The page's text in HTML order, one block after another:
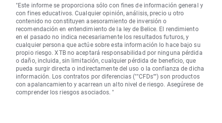
"Este informe se proporciona sólo con fines de información general y
con fines educativos. Cualquier opinión, análisis, precio u otro
contenido no constituyen asesoramiento de inversión o
recomendación en entendimiento de la ley de Belice. El rendimiento
en el pasado no indica necesariamente los resultados futuros, y
cualquier persona que actúe sobre esta información lo hace bajo su
propio riesgo. XTB no aceptará responsabilidad por ninguna pérdida
o daño, incluida, sin limitación, cualquier pérdida de beneficio, que
pueda surgir directa o indirectamente del uso o la confianza de dicha
información. Los contratos por diferencias (""CFDs"") son productos
con apalancamiento y acarrean un alto nivel de riesgo. Asegúrese de
comprender los riesgos asociados. "